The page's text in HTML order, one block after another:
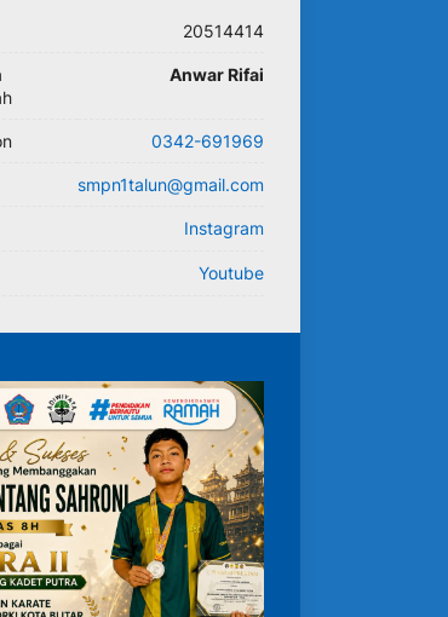
20514414
Anwar Rifai
0342-691969
smpn1talun@gmail.com
Instagram
Youtube